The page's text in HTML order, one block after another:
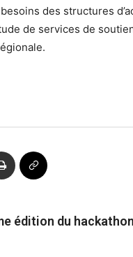
des structures
de services de
édition du